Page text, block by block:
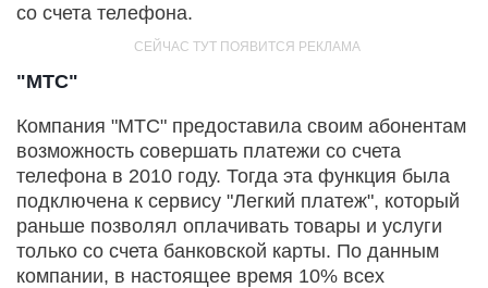
со счета телефона.
"МТС"
Компания "МТС" предоставила своим абонентам
возможность совершать платежи со счета
телефона в 2010 году. Тогда эта функция была
подключена к сервису "Легкий платеж", который
раньше позволял оплачивать товары и услуги
только со счета банковской карты. По данным
компании, в настоящее время 10% всех